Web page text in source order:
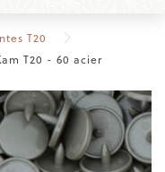
T20
T20 - 60 acier